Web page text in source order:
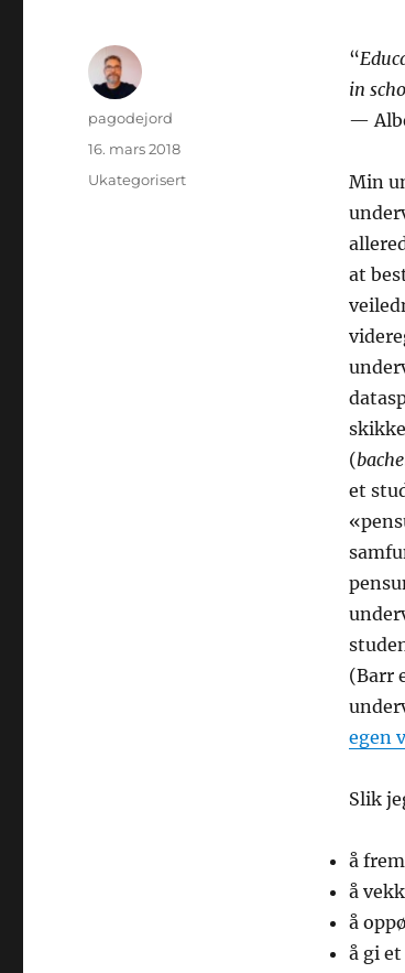
“
in
—
Min
at
(
et
(Barr
egen
Slik
å
å
å
å gi
Forfatter
pagodejord
Publisert
16. mars 2018
Kategorier
Ukategorisert